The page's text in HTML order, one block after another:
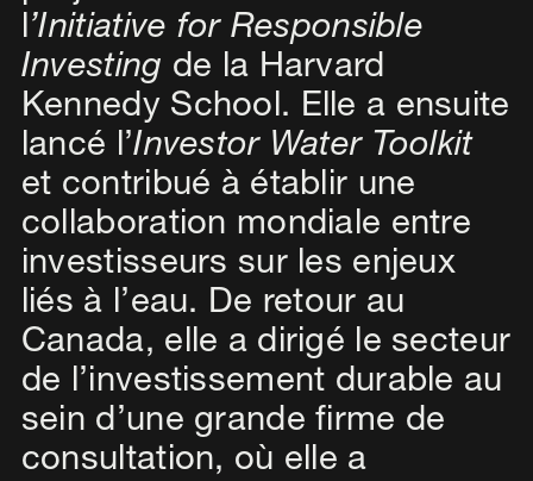
l’Initiative for Responsible
Investing de la Harvard
Kennedy School. Elle a ensuite
lancé l’Investor Water Toolkit
et contribué à établir une
collaboration mondiale entre
investisseurs sur les enjeux
liés à l’eau. De retour au
Canada, elle a dirigé le secteur
de l’investissement durable au
sein d’une grande firme de
consultation, où elle a